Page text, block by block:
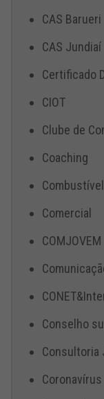
CAS Barueri
CAS Jundiaí
Certificado
CIOT
Clube de
Coaching
Combustível
Comercial
COMJOVEM
Conselho
Consultoria
Coronavírus